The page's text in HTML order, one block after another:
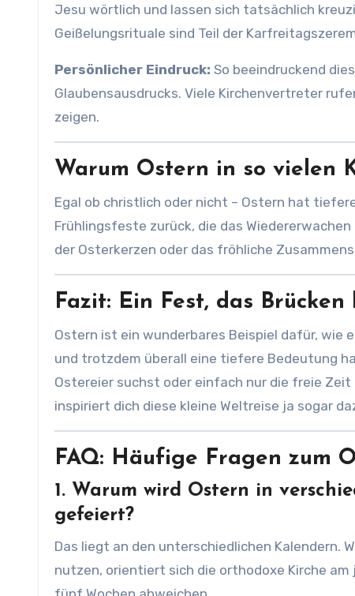
Jesu wörtlich und lassen sich tatsächlich
Geißelungsrituale sind Teil der
Persönlicher Eindruck: So beeindruckend
Glaubensausdrucks. Viele Kirchenvertreter
zeigen.
Warum Ostern in so vielen
Egal ob christlich oder nicht – Ostern hat
Frühlingsfeste zurück, die das
der Osterkerzen oder das fröhliche
Fazit: Ein Fest, das Brücken
Ostern ist ein wunderbares Beispiel dafür, wie
und trotzdem überall eine tiefere Bedeutung
Ostereier suchst oder einfach nur die freie
inspiriert dich diese kleine Weltreise ja sogar
FAQ: Häufige Fragen zum
1. Warum wird Ostern in
gefeiert?
Das liegt an den unterschiedlichen Kalendern.
nutzen, orientiert sich die orthodoxe Kirche